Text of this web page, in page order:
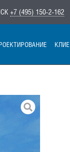
+7 (495) 150-2-162